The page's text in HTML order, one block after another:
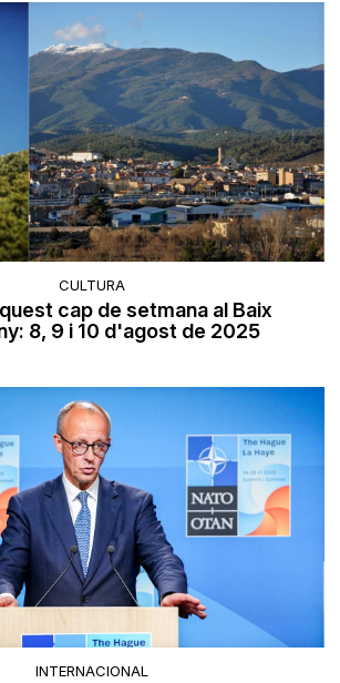
CULTURA
cap de setmana al Baix
8, 9 i 10 d'agost de 2025
INTERNACIONAL